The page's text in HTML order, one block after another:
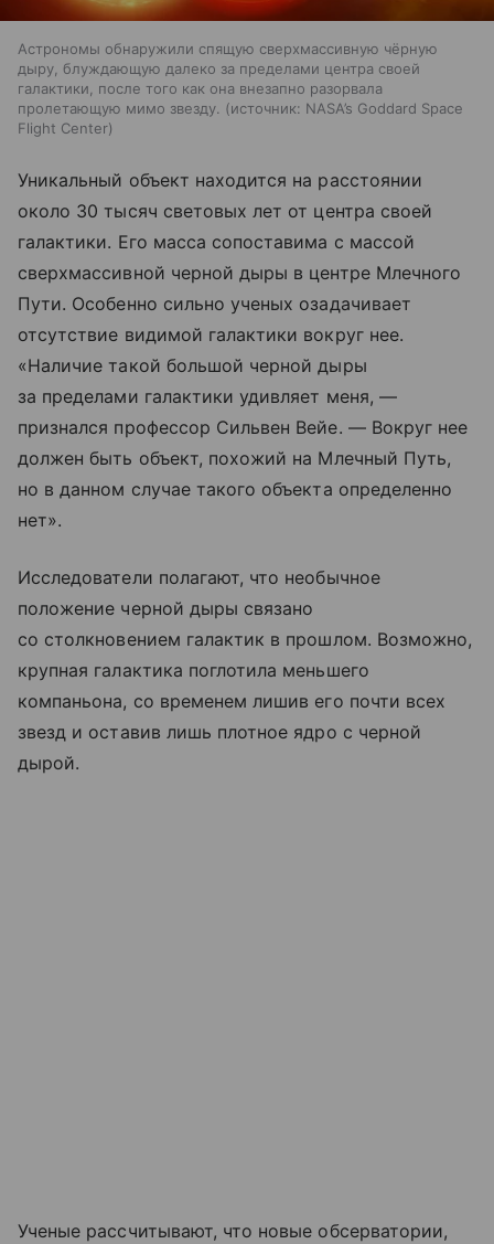
Астрономы обнаружили спящую сверхмассивную чёрную
дыру, блуждающую далеко за пределами центра своей
галактики, после того как она внезапно разорвала
пролетающую мимо звезду.
источник: NASA’s Goddard Space
Flight Center
Уникальный объект находится на расстоянии
около 30 тысяч световых лет от центра своей
галактики. Его масса сопоставима с массой
сверхмассивной черной дыры в центре Млечного
Пути. Особенно сильно ученых озадачивает
отсутствие видимой галактики вокруг нее.
«Наличие такой большой черной дыры
за пределами галактики удивляет меня, —
признался профессор Сильвен Вейе. — Вокруг нее
должен быть объект, похожий на Млечный Путь,
но в данном случае такого объекта определенно
нет».
Исследователи полагают, что необычное
положение черной дыры связано
со столкновением галактик в прошлом. Возможно,
крупная галактика поглотила меньшего
компаньона, со временем лишив его почти всех
звезд и оставив лишь плотное ядро с черной
дырой.
Ученые рассчитывают, что новые обсерватории,